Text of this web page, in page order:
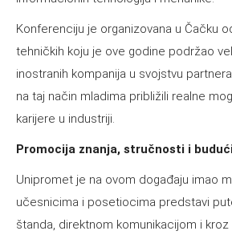
Konferenciju je organizovana u Čačku
tehničkih koju je ove godine podržao
inostranih kompanija u svojstvu
na taj način mladima približili realne
karijere u industriji.
Promocija znanja, stručnosti i
Unipromet je na ovom događaju imao
učesnicima i posetiocima predstavi
štanda, direktnom komunikacijom i